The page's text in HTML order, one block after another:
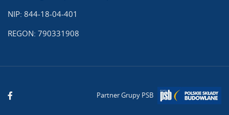
NIP: 844-18-04-401
REGON: 790331908
Partner Grupy PSB